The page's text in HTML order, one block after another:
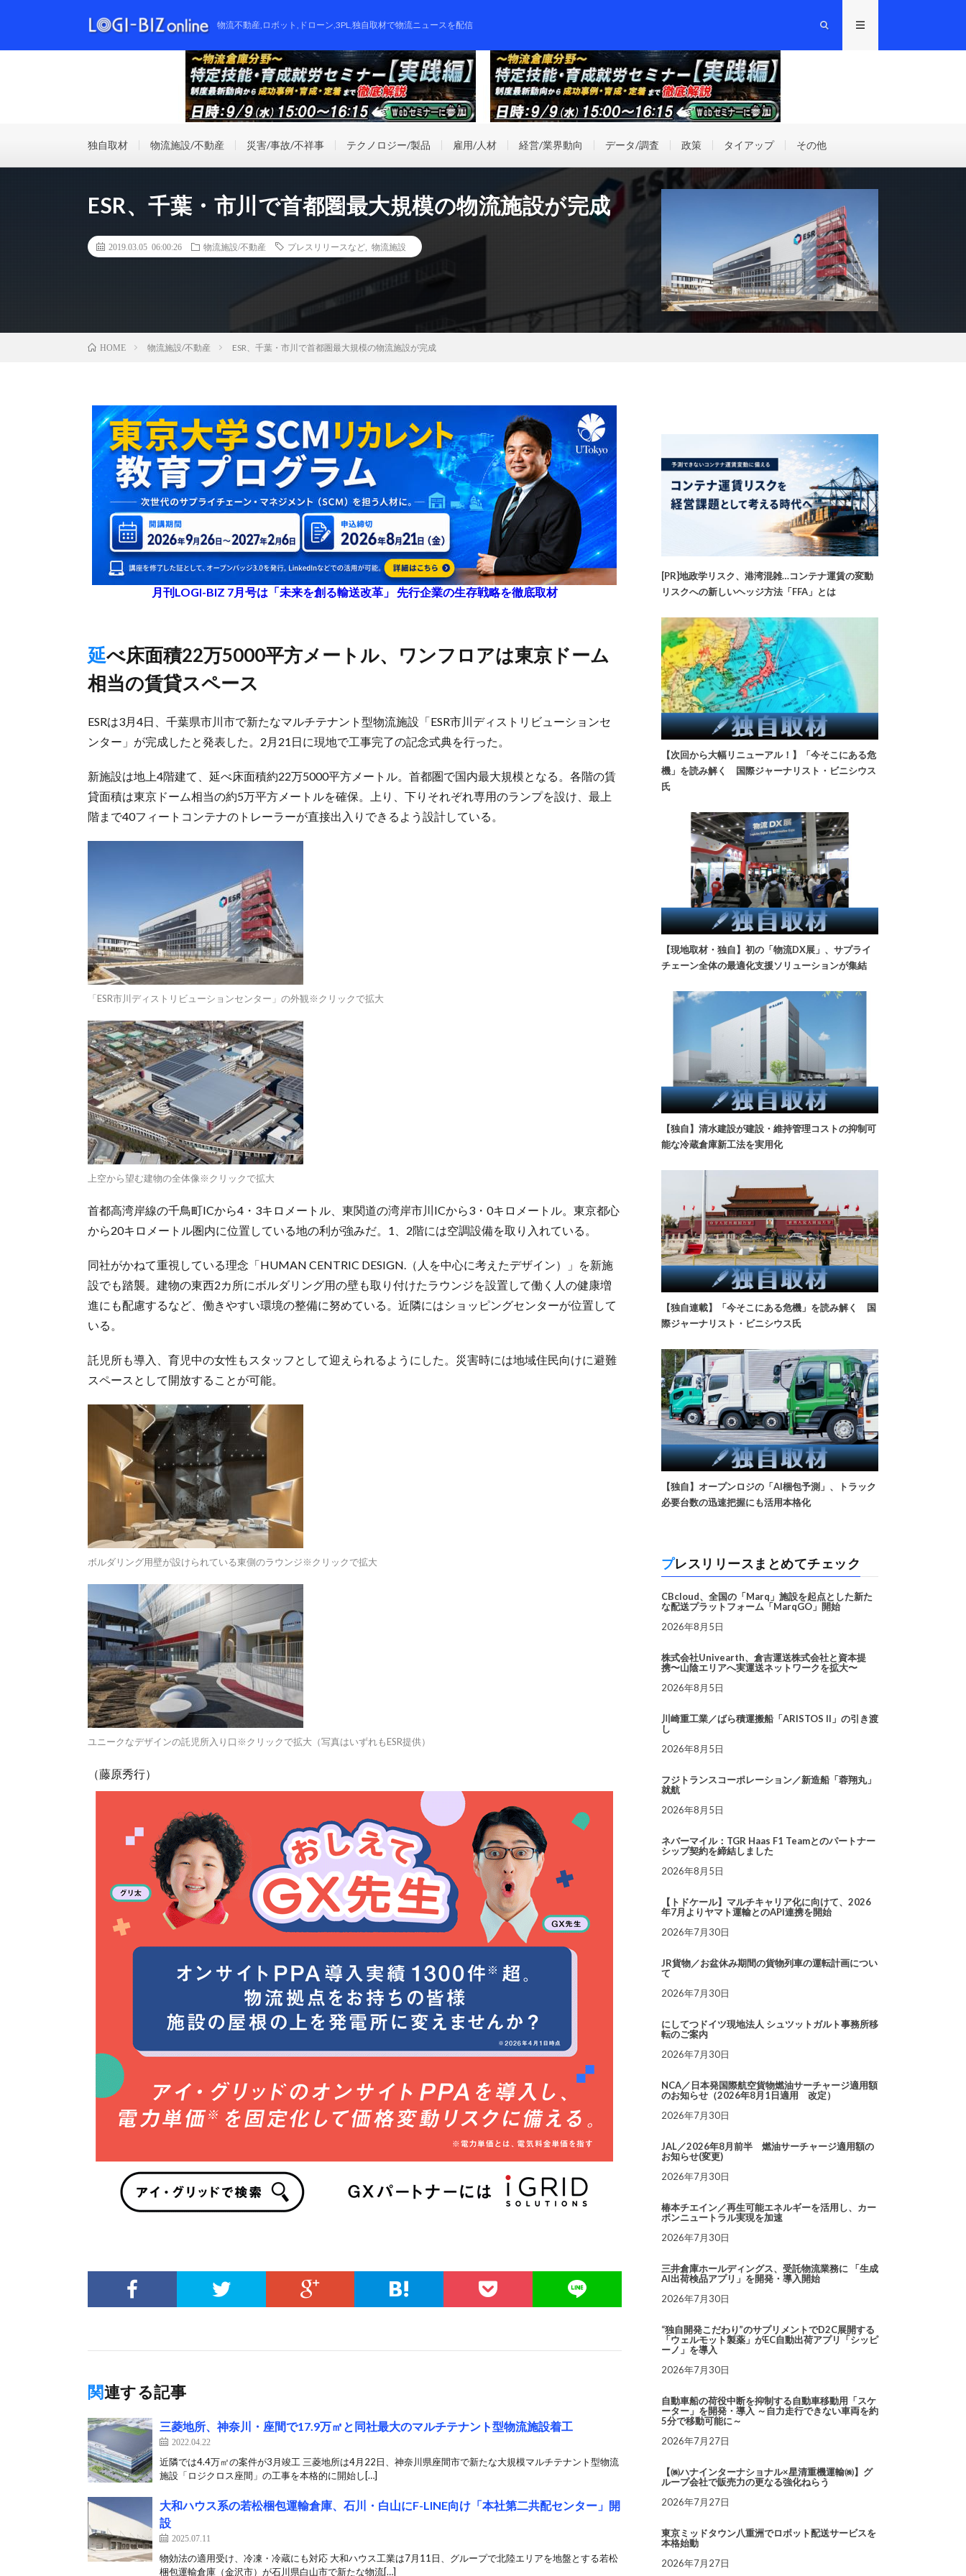
物流不動産,ロボット,ドローン,3PL,独自取材で物流ニュースを配信
独自取材 物流施設/不動産 災害/事故/不祥事 テクノロジー/製品 雇用/人材 経営/業界動向 データ/調査 政策 タイアップ その他
ESR、千葉・市川で首都圏最大規模の物流施設が完成
2019.03.05 06:00:26 物流施設/不動産 プレスリリースなど 物流施設
HOME 物流施設/不動産 ESR、千葉・市川で首都圏最大規模の物流施設が完成
月刊LOGI-BIZ 7月号は「未来を創る輸送改革」 先行企業の生存戦略を徹底取材
延べ床面積22万5000平方メートル、ワンフロアは東京ドーム
相当の賃貸スペース
ESRは3月4日、千葉県市川市で新たなマルチテナント型物流施設「ESR市川ディストリビューションセ
ンター」が完成したと発表した。2月21日に現地で工事完了の記念式典を行った。
新施設は地上4階建て、延べ床面積約22万5000平方メートル。首都圏で国内最大規模となる。各階の賃
貸面積は東京ドーム相当の約5万平方メートルを確保。上り、下りそれぞれ専用のランプを設け、最上
階まで40フィートコンテナのトレーラーが直接出入りできるよう設計している。
「ESR市川ディストリビューションセンター」の外観※クリックで拡大
上空から望む建物の全体像※クリックで拡大
首都高湾岸線の千鳥町ICから4・3キロメートル、東関道の湾岸市川ICから3・0キロメートル。東京都心
から20キロメートル圏内に位置している地の利が強みだ。1、2階には空調設備を取り入れている。
同社がかねて重視している理念「HUMAN CENTRIC DESIGN.（人を中心に考えたデザイン）」を新施
設でも踏襲。建物の東西2カ所にボルダリング用の壁も取り付けたラウンジを設置して働く人の健康増
進にも配慮するなど、働きやすい環境の整備に努めている。近隣にはショッピングセンターが位置して
いる。
託児所も導入、育児中の女性もスタッフとして迎えられるようにした。災害時には地域住民向けに避難
スペースとして開放することが可能。
ボルダリング用壁が設けられている東側のラウンジ※クリックで拡大
ユニークなデザインの託児所入り口※クリックで拡大（写真はいずれもESR提供）
（藤原秀行）
関連する記事
三菱地所、神奈川・座間で17.9万㎡と同社最大のマルチテナント型物流施設着工
2022.04.22
近隣では4.4万㎡の案件が3月竣工 三菱地所は4月22日、神奈川県座間市で新たな大規模マルチテナント型物流
施設「ロジクロス座間」の工事を本格的に開始し[…]
大和ハウス系の若松梱包運輸倉庫、石川・白山にF-LINE向け「本社第二共配センター」開
設
2025.07.11
物効法の適用受け、冷凍・冷蔵にも対応 大和ハウス工業は7月11日、グループで北陸エリアを地盤とする若松
梱包運輸倉庫（金沢市）が石川県白山市で新たな物流[…]
[PR]地政学リスク、港湾混雑…コンテナ運賃の変動
リスクへの新しいヘッジ方法「FFA」とは
【次回から大幅リニューアル！】「今そこにある危
機」を読み解く 国際ジャーナリスト・ビニシウス
氏
【現地取材・独自】初の「物流DX展」、サプライ
チェーン全体の最適化支援ソリューションが集結
【独自】清水建設が建設・維持管理コストの抑制可
能な冷蔵倉庫新工法を実用化
【独自連載】「今そこにある危機」を読み解く 国
際ジャーナリスト・ビニシウス氏
【独自】オープンロジの「AI梱包予測」、トラック
必要台数の迅速把握にも活用本格化
プレスリリースまとめてチェック
CBcloud、全国の「Marq」施設を起点とした新た
な配送プラットフォーム「MarqGO」開始
2026年8月5日
株式会社Univearth、倉吉運送株式会社と資本提
携〜山陰エリアへ実運送ネットワークを拡大〜
2026年8月5日
川崎重工業／ばら積運搬船「ARISTOS II」の引き渡
し
2026年8月5日
フジトランスコーポレーション／新造船「蓉翔丸」
就航
2026年8月5日
ネバーマイル：TGR Haas F1 Teamとのパートナー
シップ契約を締結しました
2026年8月5日
【トドケール】マルチキャリア化に向けて、2026
年7月よりヤマト運輸とのAPI連携を開始
2026年7月30日
JR貨物／お盆休み期間の貨物列車の運転計画につい
て
2026年7月30日
にしてつドイツ現地法人 シュツットガルト事務所移
転のご案内
2026年7月30日
NCA／日本発国際航空貨物燃油サーチャージ適用額
のお知らせ（2026年8月1日適用 改定）
2026年7月30日
JAL／2026年8月前半 燃油サーチャージ適用額の
お知らせ(変更)
2026年7月30日
椿本チエイン／再生可能エネルギーを活用し、カー
ボンニュートラル実現を加速
2026年7月30日
三井倉庫ホールディングス、受託物流業務に 「生成
AI出荷検品アプリ」を開発・導入開始
2026年7月30日
“独自開発こだわり”のサプリメントでD2C展開する
「ウェルモット製薬」がEC自動出荷アプリ「シッピ
ーノ」を導入
2026年7月30日
自動車船の荷役中断を抑制する自動車移動用「スケ
ーター」を開発・導入 ～自力走行できない車両を約
5分で移動可能に～
2026年7月27日
【㈱ハナインターナショナル×星清重機運輸㈱】グ
ループ会社で販売力の更なる強化ねらう
2026年7月27日
東京ミッドタウン八重洲でロボット配送サービスを
本格始動
2026年7月27日